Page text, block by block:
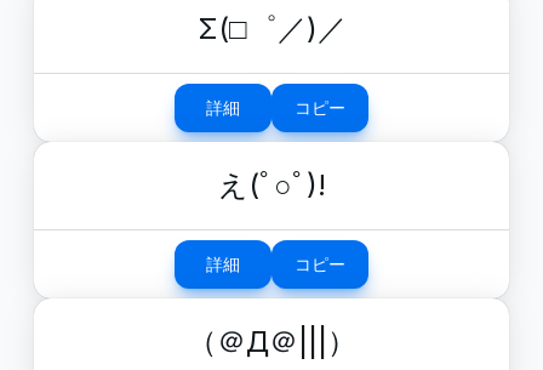
Σ(□゜／)／
詳細 コピー
え(ﾟ○ﾟ)!
詳細 コピー
（＠Д＠|||）